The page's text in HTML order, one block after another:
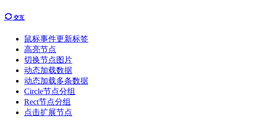
交互
鼠标事件更新标签
高亮节点
切换节点图片
动态加载数据
动态加载多条数据
Circle节点分组
Rect节点分组
点击扩展节点